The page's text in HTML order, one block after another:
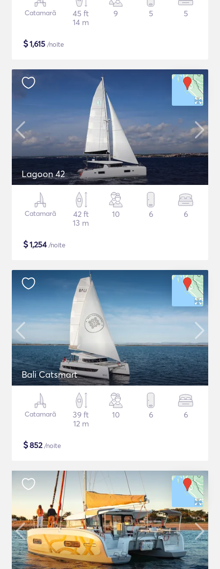
Catamarã
45 ft
14 m
9 5 5
$1,615 /noite
Lagoon 42
Catamarã
42 ft
13 m
10 6 6
$1,254/noite
Bali Catsmart
Catamarã
39 ft
12 m
10 6 6
$852/noite